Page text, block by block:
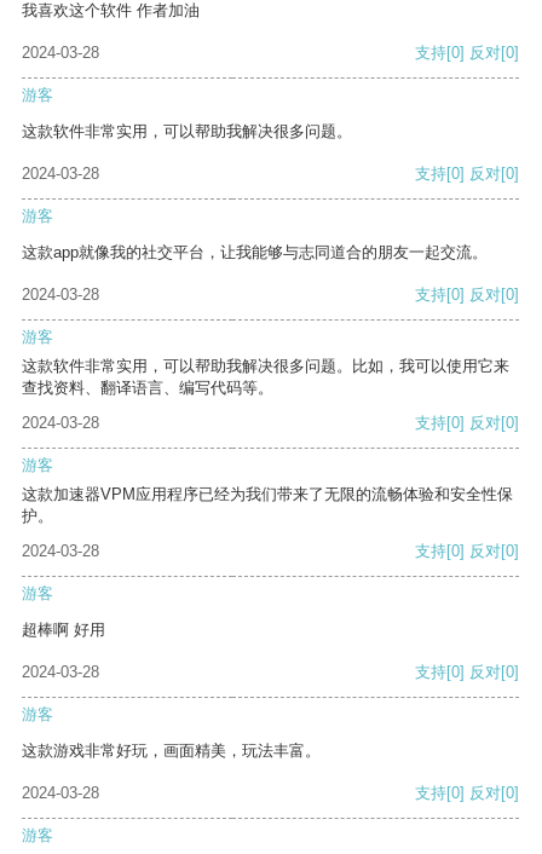
我喜欢这个软件 作者加油
2024-03-28 支持[0] 反对[0]
游客
这款软件非常实用，可以帮助我解决很多问题。
2024-03-28 支持[0] 反对[0]
游客
这款app就像我的社交平台，让我能够与志同道合的朋友一起交流。
2024-03-28 支持[0] 反对[0]
游客
这款软件非常实用，可以帮助我解决很多问题。比如，我可以使用它来
查找资料、翻译语言、编写代码等。
2024-03-28
支持[0] 反对[0]
游客
这款加速器VPM应用程序已经为我们带来了无限的流畅体验和安全性保
护。
2024-03-28
支持[0] 反对[0]
游客
超棒啊 好用
2024-03-28 支持[0] 反对[0]
游客
这款游戏非常好玩，画面精美，玩法丰富。
2024-03-28 支持[0] 反对[0]
游客